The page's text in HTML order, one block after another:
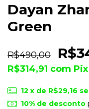
Dayan
Green
R$490,00
R$314,91 com Pix
12 x de R$29,16
10% de desconto